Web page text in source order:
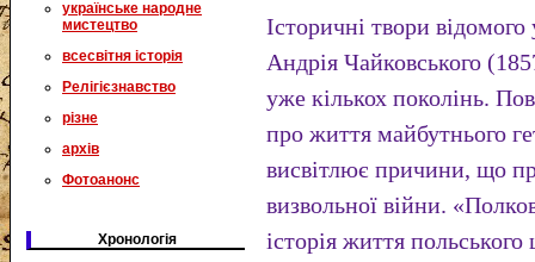
українське народне
мистецтво
всесвітня історія
Релігієзнавство
різне
архів
Фотоанонс
Хронологія
Історичні твори
Андрія Чайковського
уже кількох поколінь.
про життя майбутнього
висвітлює причини, що
визвольної війни.
історія життя